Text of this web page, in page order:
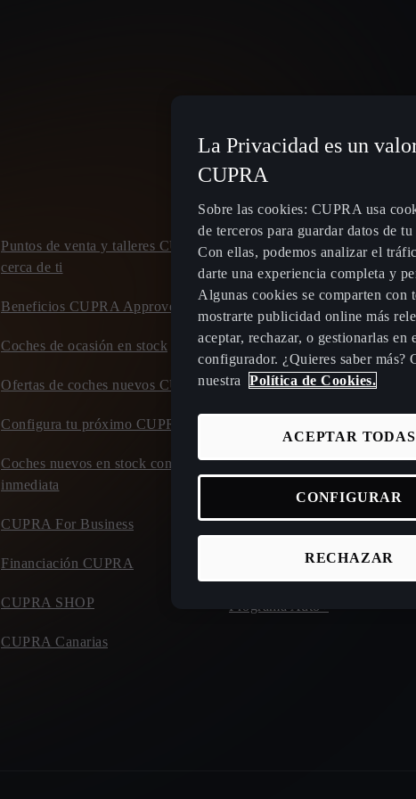
Spain Español
Puntos de venta y talleres CUPRA
cerca de ti
Beneficios CUPRA Approved
Coches de ocasión en stock
Ofertas de coches nuevos CUPRA
Configura tu próximo CUPRA
Coches nuevos en stock con entrega
inmediata
CUPRA For Business
Financiación CUPRA
CUPRA SHOP
CUPRA Canarias
Planifica tu ruta - Estaciones de
recarga eléctrica
Tarifas de carga para coches
enchufables y eléctricos
Carga tu CUPRA en casa
Calculadora de autonomía y
Calculadora tiempos de carga
Incentivos y beneficios
Programa Auto+
La Privacidad es un
CUPRA
Sobre las cookies: CUPRA usa
de terceros para guardar datos de
Con ellas, podemos analizar el
darte una experiencia completa y
Algunas cookies se comparten con
mostrarte publicidad online más
aceptar, rechazar, o gestionarlas en
configurador. ¿Quieres saber más?
nuestra
Política de Cookies.
RECHAZAR
ACEPTAR TODAS
CONFIGURAR